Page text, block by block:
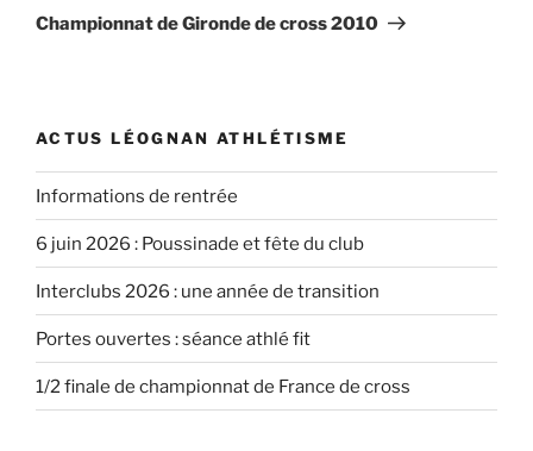
suivant
Championnat de Gironde de cross 2010
ACTUS LÉOGNAN ATHLÉTISME
Informations de rentrée
6 juin 2026 : Poussinade et fête du club
Interclubs 2026 : une année de transition
Portes ouvertes : séance athlé fit
1/2 finale de championnat de France de cross